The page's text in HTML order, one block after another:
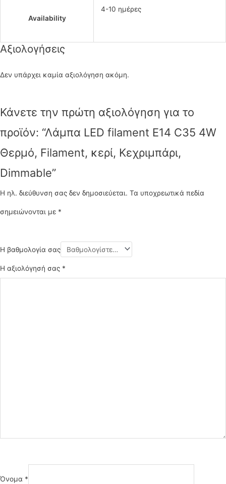
Availability
4-10 ημέρες
Αξιολογήσεις
Δεν υπάρχει καμία αξιολόγηση ακόμη.
Κάνετε την πρώτη αξιολόγηση για το
προϊόν: “Λάμπα LED filament E14 C35 4W
Θερμό, Filament, κερί, Κεχριμπάρι,
Dimmable”
Η ηλ. διεύθυνση σας δεν δημοσιεύεται. Τα υποχρεωτικά πεδία
σημειώνονται με *
Η βαθμολογία σας
Η αξιολόγησή σας *
Όνομα *